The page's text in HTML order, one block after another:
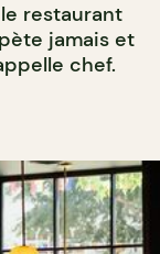
restaurant
jamais et
chef.